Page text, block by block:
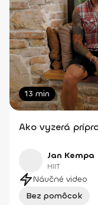
13 min
Ako vyzerá
Jan Kempa
HIIT
Náučné video
Bez pomôcok